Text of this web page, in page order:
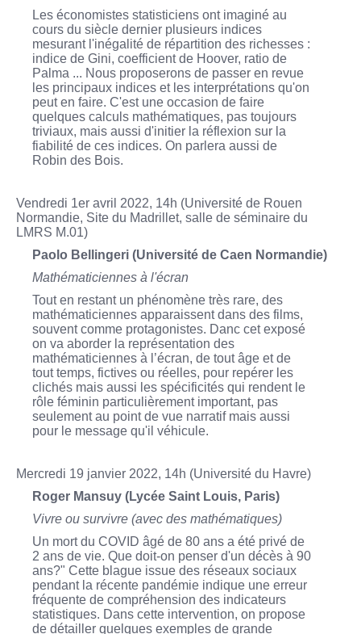
Les économistes statisticiens ont imaginé au
cours du siècle dernier plusieurs indices
mesurant l'inégalité de répartition des richesses :
indice de Gini, coefficient de Hoover, ratio de
Palma ... Nous proposerons de passer en revue
les principaux indices et les interprétations qu'on
peut en faire. C'est une occasion de faire
quelques calculs mathématiques, pas toujours
triviaux, mais aussi d'initier la réflexion sur la
fiabilité de ces indices. On parlera aussi de
Robin des Bois.
Vendredi 1er avril 2022, 14h (Université de Rouen
Normandie, Site du Madrillet, salle de séminaire du
LMRS M.01)
Paolo Bellingeri (Université de Caen Normandie)
Mathématiciennes à l'écran
Tout en restant un phénomène très rare, des
mathématiciennes apparaissent dans des films,
souvent comme protagonistes. Danc cet exposé
on va aborder la représentation des
mathématiciennes à l’écran, de tout âge et de
tout temps, fictives ou réelles, pour repérer les
clichés mais aussi les spécificités qui rendent le
rôle féminin particulièrement important, pas
seulement au point de vue narratif mais aussi
pour le message qu'il véhicule.
Mercredi 19 janvier 2022, 14h (Université du Havre)
Roger Mansuy (Lycée Saint Louis, Paris)
Vivre ou survivre (avec des mathématiques)
Un mort du COVID âgé de 80 ans a été privé de
2 ans de vie. Que doit-on penser d'un décès à 90
ans?" Cette blague issue des réseaux sociaux
pendant la récente pandémie indique une erreur
fréquente de compréhension des indicateurs
statistiques. Dans cette intervention, on propose
de détailler quelques exemples de grande